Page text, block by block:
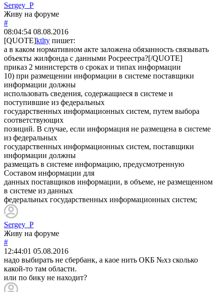
Sergey_P
Живу на форуме
#
08:04:54 08.08.2016
[QUOTE]ktlty пишет:
а в каком нормативном акте заложена обязанность связывать
объекты жилфонда с данными Росреестра?[/QUOTE]
приказ 2 министерств о сроках и типах информации
10) при размещении информации в системе поставщики
информации должны
использовать сведения, содержащиеся в системе и
поступившие из федеральных
государственных информационных систем, путем выбора
соответствующих
позиций. В случае, если информация не размещена в системе
из федеральных
государственных информационных систем, поставщики
информации должны
размещать в системе информацию, предусмотренную
Составом информации для
данных поставщиков информации, в объеме, не размещенном
в системе из данных
федеральных государственных информационных систем;
Sergey_P
Живу на форуме
#
12:44:01 05.08.2016
надо выбирать не сбербанк, а каое нить ОКБ №хз сколько
какой-то там области.
или по бику не находит?